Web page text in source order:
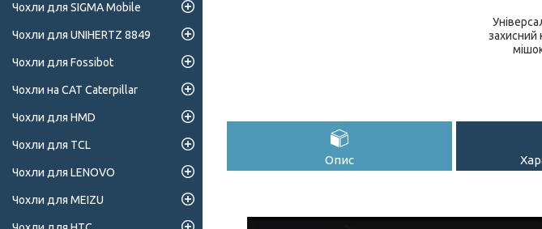
захисний
Опис
Чохли для SIGMA Mobile
Чохли для UNIHERTZ 8849
Чохли для Fossibot
Чохли на CAT Caterpillar
Чохли для HMD
Чохли для TCL
Чохли для LENOVO
Чохли для MEIZU